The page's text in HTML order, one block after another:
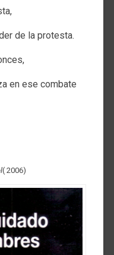
de la protesta.
en ese combate
l( 2006)